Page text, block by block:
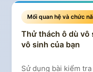
Mối quan hệ và chức
Thử thách ô dù vô
vô sinh của bạn
Sử dụng bài kiểm